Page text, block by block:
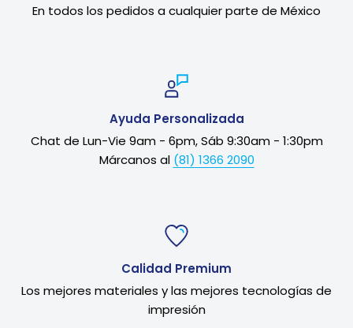
En todos los pedidos a cualquier parte de México
Ayuda Personalizada
Chat de Lun-Vie 9am - 6pm, Sáb 9:30am - 1:30pm
Márcanos al (81) 1366 2090
Calidad Premium
Los mejores materiales y las mejores tecnologías de
impresión